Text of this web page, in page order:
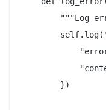
"""Log
        })